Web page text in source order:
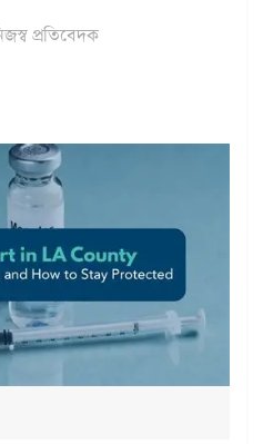
প্রতিবেদক